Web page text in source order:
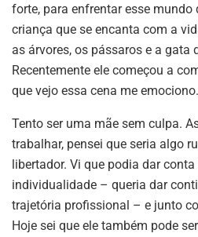
forte, para enfrentar esse mundo
criança que se encanta com a
as árvores, os pássaros e a gata
Recentemente ele começou a
que vejo essa cena me emociono.
Tento ser uma mãe sem culpa.
trabalhar, pensei que seria algo
libertador. Vi que podia dar
individualidade – queria dar
trajetória profissional – e junto
Hoje sei que ele também pode